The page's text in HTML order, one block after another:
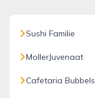
Sushi Familie
MollerJuvenaat
Cafetaria Bubbels